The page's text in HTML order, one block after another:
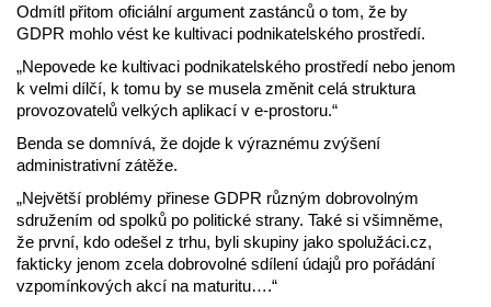
Odmítl přitom oficiální argument zastánců o tom, že by
GDPR mohlo vést ke kultivaci podnikatelského prostředí.
„Nepovede ke kultivaci podnikatelského prostředí nebo jenom
k velmi dílčí, k tomu by se musela změnit celá struktura
provozovatelů velkých aplikací v e-prostoru.“
Benda se domnívá, že dojde k výraznému zvýšení
administrativní zátěže.
„Největší problémy přinese GDPR různým dobrovolným
sdružením od spolků po politické strany. Také si všimněme,
že první, kdo odešel z trhu, byli skupiny jako spolužáci.cz,
fakticky jenom zcela dobrovolné sdílení údajů pro pořádání
vzpomínkových akcí na maturitu….“